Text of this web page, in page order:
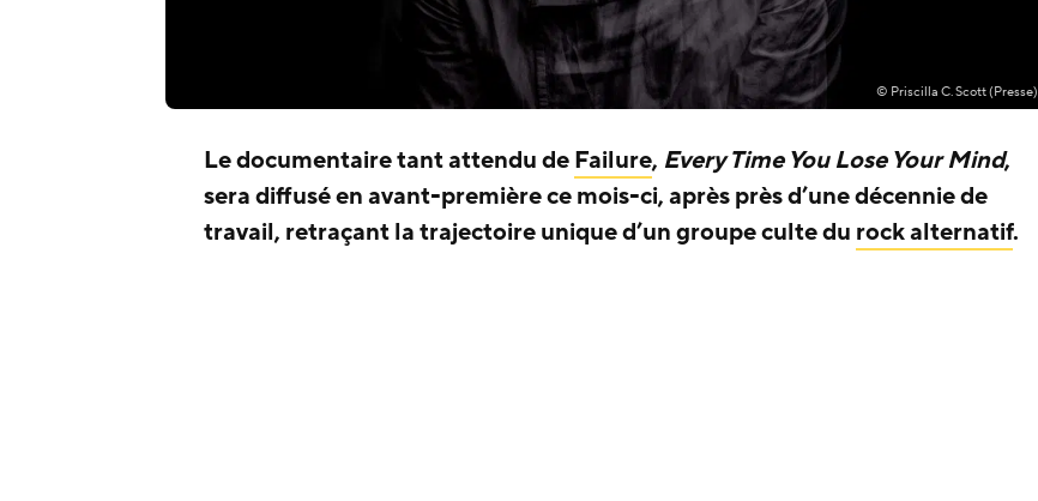
© Priscilla C. Scott (Presse)
Le documentaire tant attendu deFailure, Every Time You Lose Your Mind,
sera diffusé en avant-première ce mois-ci, après près d’une décennie de
travail, retraçant la trajectoire unique d’un groupe culte du rock alternatif.